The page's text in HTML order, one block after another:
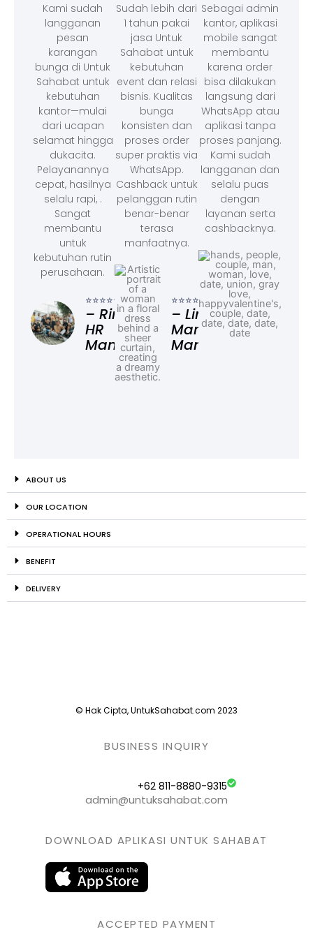
Kami sudah
langganan
pesan
karangan
bunga di Untuk
Sahabat untuk
kebutuhan
kantor—mulai
dari ucapan
selamat hingga
dukacita.
Pelayanannya
cepat, hasilnya
selalu rapi, .
Sangat
membantu
untuk
kebutuhan rutin
perusahaan.
⭐⭐⭐⭐⭐
– Rina,
HR
Manager
Sudah lebih dari
1 tahun pakai
jasa Untuk
Sahabat untuk
kebutuhan
event dan relasi
bisnis. Kualitas
bunga
konsisten dan
proses order
super praktis via
WhatsApp.
Cashback untuk
pelanggan rutin
benar-benar
terasa
manfaatnya.
⭐⭐⭐⭐⭐
– Linda,
Marketing
Manager
Sebagai admin
kantor, aplikasi
mobile sangat
membantu
karena order
bisa dilakukan
langsung dari
WhatsApp atau
aplikasi tanpa
proses panjang.
Kami sudah
langganan dan
selalu puas
dengan
layanan serta
cashbacknya.
ABOUT US
OUR LOCATION
OPERATIONAL HOURS
BENEFIT
DELIVERY
© Hak Cipta, UntukSahabat.com 2023
BUSINESS INQUIRY
+62 811-8880-9315
admin@untuksahabat.com
DOWNLOAD APLIKASI UNTUK SAHABAT
ACCEPTED PAYMENT